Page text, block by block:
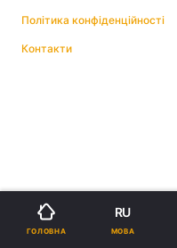
Політика конфіденційності
Контакти
ГОЛОВНА
RU
МОВА